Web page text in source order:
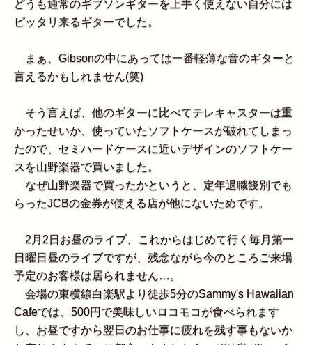
どうも通常のギブソンギターを上手く使えない自分には
ピッタリ来るギターでした。
まぁ、Gibsonの中にあっては一番軽薄な音のギターと
言えるかもしれません(笑)
そう言えば、他のギターに比べてテレキャスターは重
かったせいか、使っていたソフトケースが破れてしまっ
たので、セミハードケースに近いデザインのソフトケー
スを山野楽器で買いました。
なぜ山野楽器で買ったかというと、定年退職餞別でも
らったJCBの金券が使える店が他にないためです。
2月2日お昼のライブ、これからはじめて行く毎月第一
日曜日昼のライブですが、残念ながら今のところご来場
予定のお客様は居られません…。
会場の東横線白楽駅より徒歩5分のSammy's Hawaiian
Cafeでは、500円で美味しいロコモコが食べられます
し、お昼ですから翌日のお仕事に疲れを残す事もないか